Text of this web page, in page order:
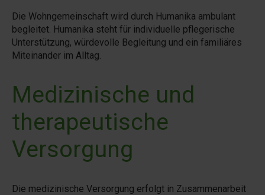
Die Wohngemeinschaft wird durch Humanika ambulant
begleitet. Humanika steht für individuelle pflegerische
Unterstützung, würdevolle Begleitung und ein familiäres
Miteinander im Alltag.
Medizinische und
therapeutische
Versorgung
Die medizinische Versorgung erfolgt in Zusammenarbeit